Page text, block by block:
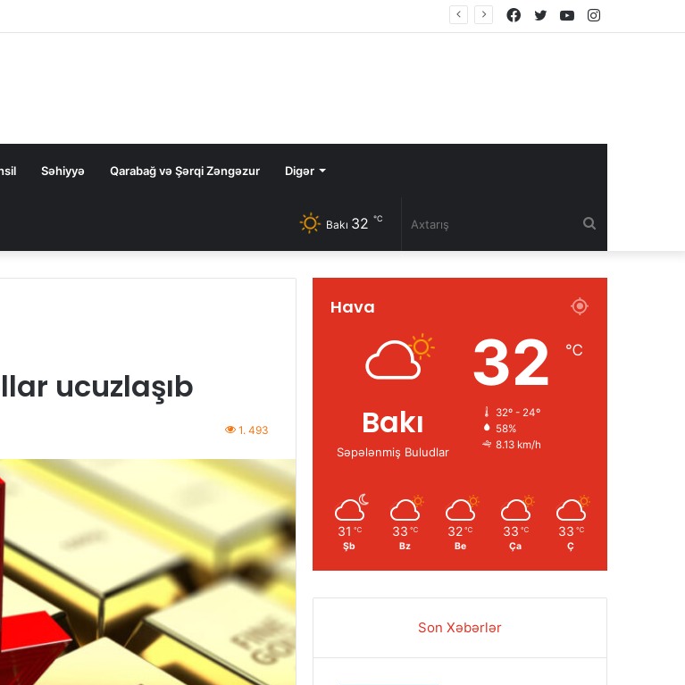
YouTube
Twitter
Facebook
Səhiyyə Qarabağ və Şərqi Zəngəzur Digər
Bakı 32 ℃
ucuzlaşıb
1. 493
Hava
Bakı
Səpələnmiş Buludlar
32 ℃
32º - 24º
58%
8.13 km/h
31 ℃
Şb
33 ℃
Bz
32 ℃
Be
33 ℃
Ça
33 ℃
Ç
Son Xəbərlər